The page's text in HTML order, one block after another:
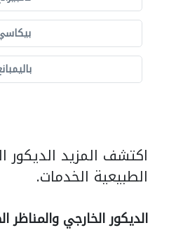
اكتشف المزيد الديكور
الطبيعية الخدمات.
الديكور الخارجي والمناظر